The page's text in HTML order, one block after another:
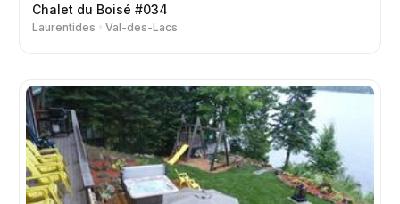
Chalet du Boisé #034
Laurentides Val-des-Lacs